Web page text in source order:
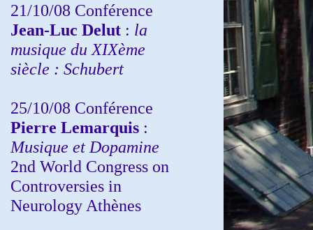
21/10/08 Conférence
Jean-Luc Delut : la
musique du XIXème
siècle : Schubert
25/10/08 Conférence
Pierre Lemarquis :
Musique et Dopamine
2nd World Congress on
Controversies in
Neurology Athènes